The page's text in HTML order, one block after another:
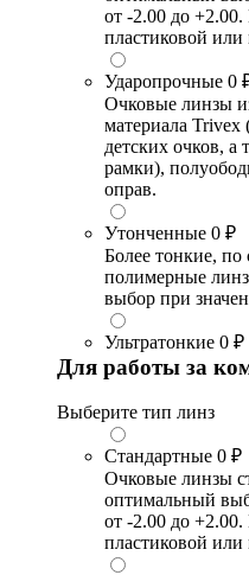
от -2.00 до +2.00.
пластиковой или
Ударопрочные 0
Очковые линзы
материала Trivex
детских очков, а
рамки),
оправ.
Утонченные 0 ₽
Более тонкие,
полимерные
выбор при
Ультратонкие 0 ₽
Для работы за
Выберите тип линз
Стандартные 0 ₽
Очковые линзы
оптимальный
от -2.00 до +2.00.
пластиковой или